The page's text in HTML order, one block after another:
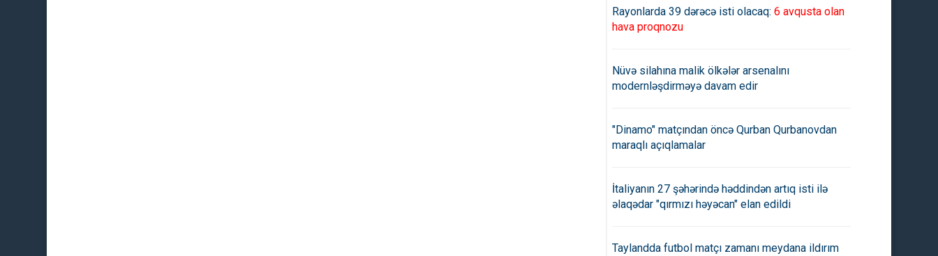
Rayonlarda 39 dərəcə isti olacaq: 6 avqusta olan
hava proqnozu
Nüvə silahına malik ölkələr arsenalını
modernləşdirməyə davam edir
"Dinamo" matçından öncə Qurban Qurbanovdan
maraqlı açıqlamalar
İtaliyanın 27 şəhərində həddindən artıq isti ilə
əlaqədar "qırmızı həyəcan" elan edildi
Taylandda futbol matçı zamanı meydana ildırım